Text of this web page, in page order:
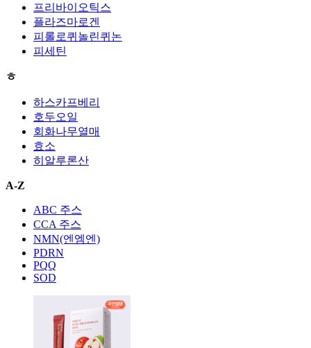
프리바이오틱스
플라즈마로겐
피롤로퀴놀린퀴논
피세틴
ㅎ
하스카프베리
호두오일
회화나무열매
효소
히알루론산
A-Z
ABC 주스
CCA 주스
NMN(엔엠엔)
PDRN
PQQ
SOD